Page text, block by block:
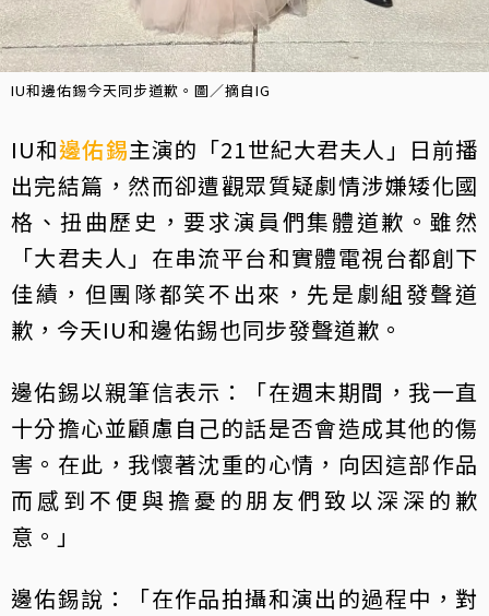
IU和邊佑錫今天同步道歉。圖／摘自IG
IU和邊佑錫主演的「21世紀大君夫人」日前播
出完結篇，然而卻遭觀眾質疑劇情涉嫌矮化國
格、扭曲歷史，要求演員們集體道歉。雖然
「大君夫人」在串流平台和實體電視台都創下
佳績，但團隊都笑不出來，先是劇組發聲道
歉，今天IU和邊佑錫也同步發聲道歉。
邊佑錫以親筆信表示：「在週末期間，我一直
十分擔心並顧慮自己的話是否會造成其他的傷
害。在此，我懷著沈重的心情，向因這部作品
而感到不便與擔憂的朋友們致以深深的歉
意。」
邊佑錫說：「在作品拍攝和演出的過程中，對